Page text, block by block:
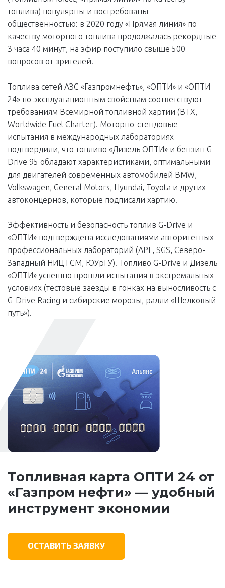
топлива) популярны и востребованы
общественностью: в 2020 году «Прямая линия» по
качеству моторного топлива продолжалась рекордные
3 часа 40 минут, на эфир поступило свыше 500
вопросов от зрителей.
Топлива сетей АЗС «Газпромнефть», «ОПТИ» и «ОПТИ
24» по эксплуатационным свойствам соответствуют
требованиям Всемирной топливной хартии (ВТХ,
Worldwide Fuel Charter). Моторно-стендовые
испытания в международных лабораториях
подтвердили, что топливо «Дизель ОПТИ» и бензин G-
Drive 95 обладают характеристиками, оптимальными
для двигателей современных автомобилей BMW,
Volkswagen, General Motors, Hyundai, Toyota и других
автоконцернов, которые подписали хартию.
Эффективность и безопасность топлив G-Drive и
«ОПТИ» подтверждена исследованиями авторитетных
профессиональных лабораторий (APL, SGS, Северо-
Западный НИЦ ГСМ, ЮУрГУ). Топливо G-Drive и Дизель
«ОПТИ» успешно прошли испытания в экстремальных
условиях (тестовые заезды в гонках на выносливость с
G-Drive Racing и сибирские морозы, ралли «Шелковый
путь»).
Топливная карта ОПТИ 24 от
«Газпром нефти» — удобный
инструмент экономии
ОСТАВИТЬ ЗАЯВКУ